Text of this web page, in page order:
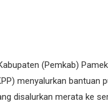
(Pemkab)
menyalurkan bantuan
disalurkan merata ke